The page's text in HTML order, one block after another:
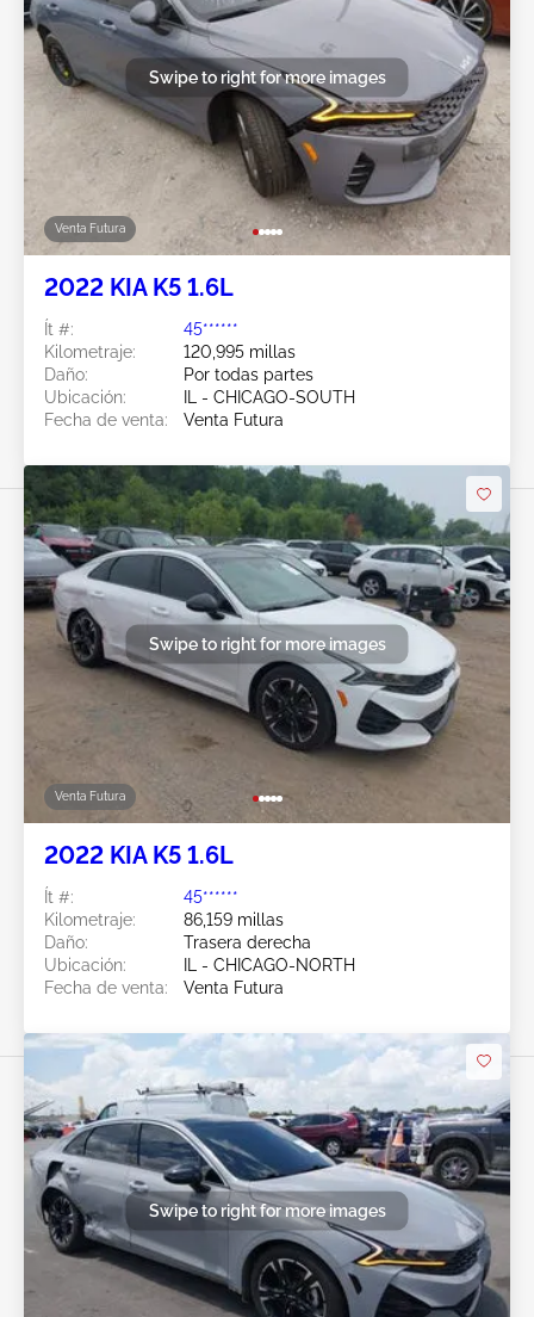
Venta Futura
Swipe to right for more images
2022 KIA K5 1.6L
Ít #:
45******
Kilometraje:
120,995 millas
Daño:
Por todas partes
Ubicación:
IL - CHICAGO-SOUTH
Fecha de venta:
Venta Futura
Venta Futura
Swipe to right for more images
2022 KIA K5 1.6L
Ít #:
45******
Kilometraje:
86,159 millas
Daño:
Trasera derecha
Ubicación:
IL - CHICAGO-NORTH
Fecha de venta:
Venta Futura
Swipe to right for more images